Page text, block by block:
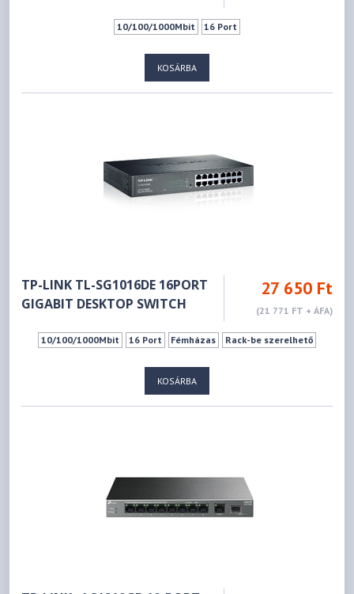
10/100/1000Mbit 16 Port
KOSÁRBA
TP-LINK TL-SG1016DE 16PORT
GIGABIT DESKTOP SWITCH
27 650 Ft
(21 771 FT + ÁFA)
10/100/1000Mbit 16 Port Fémházas Rack-be szerelhető
KOSÁRBA